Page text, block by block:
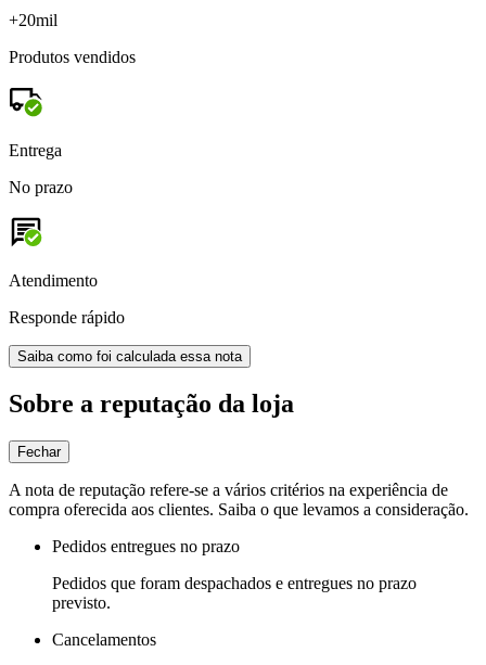
+20mil
Produtos vendidos
Entrega
No prazo
Atendimento
Responde rápido
Saiba como foi calculada essa nota
Sobre a reputação da loja
Fechar
A nota de reputação refere-se a vários critérios na experiência de
compra oferecida aos clientes. Saiba o que levamos a consideração.
Pedidos entregues no prazo
Pedidos que foram despachados e entregues no prazo
previsto.
Cancelamentos